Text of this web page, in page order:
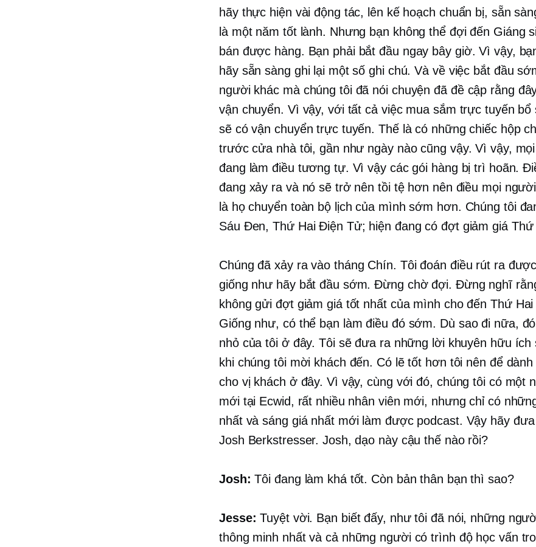
hãy thực hiện vài động tác, lên kế hoạch chuẩn bị, sẵn
là một năm tốt lành. Nhưng bạn không thể đợi đến Giáng
bán được hàng. Bạn phải bắt đầu ngay bây giờ. Vì vậy,
hãy sẵn sàng ghi lại một số ghi chú. Và về việc bắt đầu
người khác mà chúng tôi đã nói chuyện đã đề cập rằng
vận chuyển. Vì vậy, với tất cả việc mua sắm trực tuyến bổ
sẽ có vận chuyển trực tuyến. Thế là có những chiếc hộp
trước cửa nhà tôi, gần như ngày nào cũng vậy. Vì vậy,
đang làm điều tương tự. Vì vậy các gói hàng bị trì hoãn.
đang xảy ra và nó sẽ trở nên tồi tệ hơn nên điều mọi
là họ chuyển toàn bộ lịch của mình sớm hơn. Chúng tôi
Sáu Đen, Thứ Hai Điện Tử; hiện đang có đợt giảm giá
Chúng đã xảy ra vào tháng Chín. Tôi đoán điều rút ra
giống như hãy bắt đầu sớm. Đừng chờ đợi. Đừng nghĩ
không gửi đợt giảm giá tốt nhất của mình cho đến Thứ Hai
Giống như, có thể bạn làm điều đó sớm. Dù sao đi nữa,
nhỏ của tôi ở đây. Tôi sẽ đưa ra những lời khuyên hữu
khi chúng tôi mời khách đến. Có lẽ tốt hơn tôi nên để
cho vị khách ở đây. Vì vậy, cùng với đó, chúng tôi có một
mới tại Ecwid, rất nhiều nhân viên mới, nhưng chỉ có
nhất và sáng giá nhất mới làm được podcast. Vậy hãy
Josh Berkstresser. Josh, dạo này cậu thế nào rồi?
Josh: Tôi đang làm khá tốt. Còn bản thân bạn thì sao?
Jesse: Tuyệt vời. Bạn biết đấy, như tôi đã nói, những
thông minh nhất và cả những người có trình độ học vấn